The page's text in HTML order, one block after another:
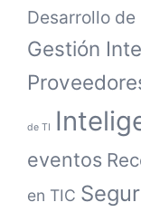
Desarrollo de
Gestión
de TI
eventos
en TIC